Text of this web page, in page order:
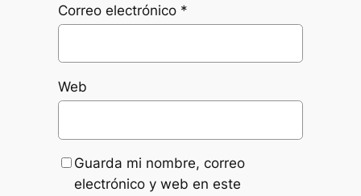
Correo electrónico *
Web
Guarda mi nombre, correo
electrónico y web en este